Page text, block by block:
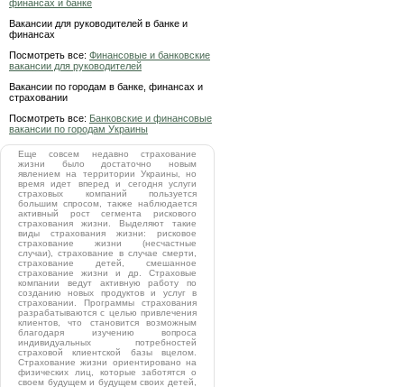
финансах и банке
Вакансии для руководителей в банке и
финансах
Посмотреть все: Финансовые и банковские
вакансии для руководителей
Вакансии по городам в банке, финансах и
страховании
Посмотреть все: Банковские и финансовые
вакансии по городам Украины
Еще совсем недавно страхование
жизни было достаточно новым
явлением на территории Украины, но
время идет вперед и сегодня услуги
страховых компаний пользуется
большим спросом, также наблюдается
активный рост сегмента рискового
страхования жизни. Выделяют такие
виды страхования жизни: рисковое
страхование жизни (несчастные
случаи), страхование в случае смерти,
страхование детей, смешанное
страхование жизни и др. Страховые
компании ведут активную работу по
созданию новых продуктов и услуг в
страховании. Программы страхования
разрабатываются с целью привлечения
клиентов, что становится возможным
благодаря изучению вопроса
индивидуальных потребностей
страховой клиентской базы вцелом.
Страхование жизни ориентировано на
физических лиц, которые заботятся о
своем будущем и будущем своих детей,